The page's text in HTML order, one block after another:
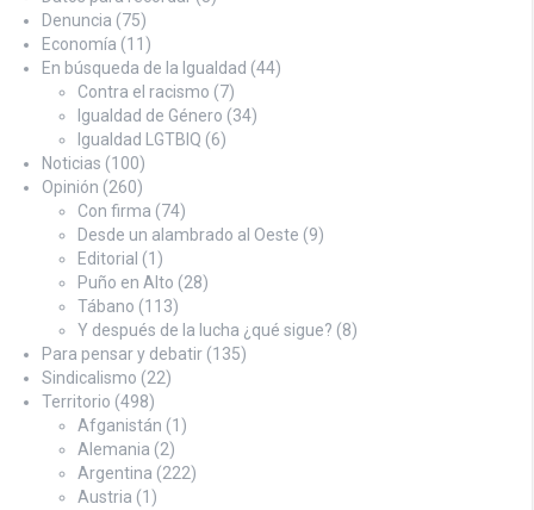
Denuncia (75)
Economía (11)
En búsqueda de la Igualdad (44)
Contra el racismo (7)
Igualdad de Género (34)
Igualdad LGTBIQ (6)
Noticias (100)
Opinión (260)
Con firma (74)
Desde un alambrado al Oeste (9)
Editorial (1)
Puño en Alto (28)
Tábano (113)
Y después de la lucha ¿qué sigue? (8)
Para pensar y debatir (135)
Sindicalismo (22)
Territorio (498)
Afganistán (1)
Alemania (2)
Argentina (222)
Austria (1)